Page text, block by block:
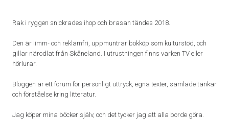
Rak i ryggen snickrades ihop och brasan tändes 2018.
Den är limm- och reklamfri, uppmuntrar bokköp som kulturstöd, och
gillar närodlat från Skåneland. I utrustningen finns varken TV eller
hörlurar.
Bloggen är ett forum för personligt uttryck, egna texter, samlade tankar
och förståelse kring litteratur.
Jag köper mina böcker själv, och det tycker jag att alla borde göra.